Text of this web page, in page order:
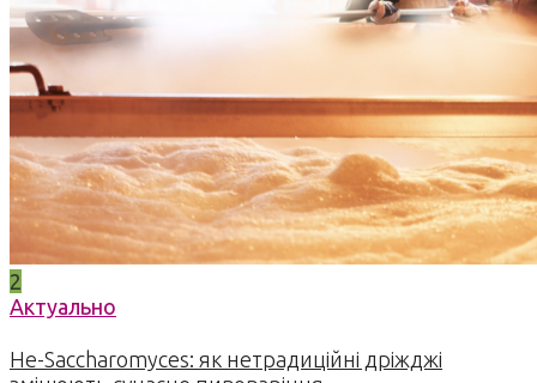
2
Актуально
Не-Saccharomyces: як нетрадиційні дріжджі